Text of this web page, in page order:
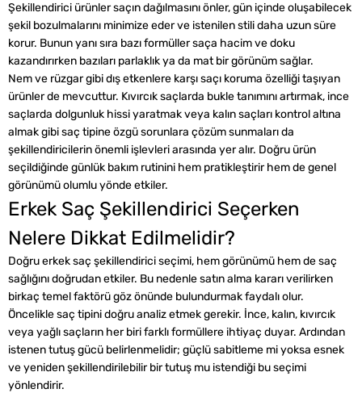
Şekillendirici ürünler saçın dağılmasını önler, gün içinde oluşabilecek
şekil bozulmalarını minimize eder ve istenilen stili daha uzun süre
korur. Bunun yanı sıra bazı formüller saça hacim ve doku
kazandırırken bazıları parlaklık ya da mat bir görünüm sağlar.
Nem ve rüzgar gibi dış etkenlere karşı saçı koruma özelliği taşıyan
ürünler de mevcuttur. Kıvırcık saçlarda bukle tanımını artırmak, ince
saçlarda dolgunluk hissi yaratmak veya kalın saçları kontrol altına
almak gibi saç tipine özgü sorunlara çözüm sunmaları da
şekillendiricilerin önemli işlevleri arasında yer alır. Doğru ürün
seçildiğinde günlük bakım rutinini hem pratikleştirir hem de genel
görünümü olumlu yönde etkiler.
Erkek Saç Şekillendirici Seçerken
Nelere Dikkat Edilmelidir?
Doğru erkek saç şekillendirici seçimi, hem görünümü hem de saç
sağlığını doğrudan etkiler. Bu nedenle satın alma kararı verilirken
birkaç temel faktörü göz önünde bulundurmak faydalı olur.
Öncelikle saç tipini doğru analiz etmek gerekir. İnce, kalın, kıvırcık
veya yağlı saçların her biri farklı formüllere ihtiyaç duyar. Ardından
istenen tutuş gücü belirlenmelidir; güçlü sabitleme mi yoksa esnek
ve yeniden şekillendirilebilir bir tutuş mu istendiği bu seçimi
yönlendirir.